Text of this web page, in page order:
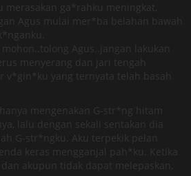
merasakan ga*rahku meningkat,
Agus mulai mer*ba belahan bawah
Agus..jangan lakukan
menyerang dan jari tengah
v*gin*ku yang ternyata telah basah
mengenakan G-str*ng hitam
lalu dengan sekali sentakan dia
G-str*ngku. Aku terpekik pelan
keras mengganjal pah*ku. Ketika
akupun tidak dapat melepaskan,